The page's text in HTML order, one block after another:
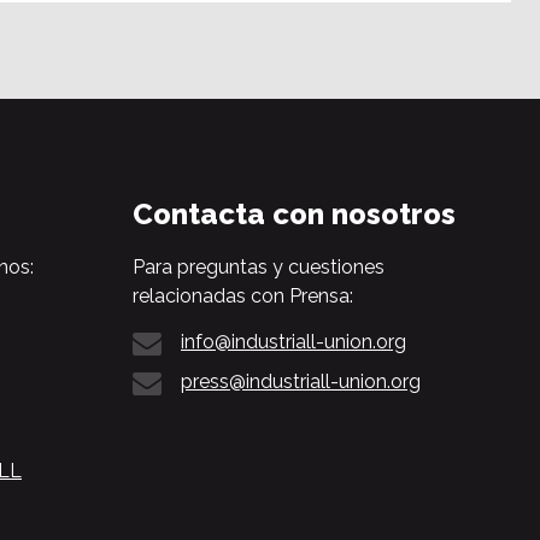
Contacta con nosotros
Para preguntas y cuestiones
relacionadas con Prensa:
info@industriall-union.org
press@industriall-union.org